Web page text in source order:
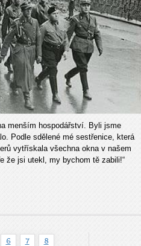
menším hospodářství. Byli jsme
Podle sdělené mé sestřenice, která
vytřískala všechna okna v našem
že jsi utekl, my bychom tě zabili!“
6 7 8